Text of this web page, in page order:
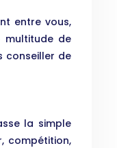
entre vous,
multitude de
conseiller de
la simple
compétition,